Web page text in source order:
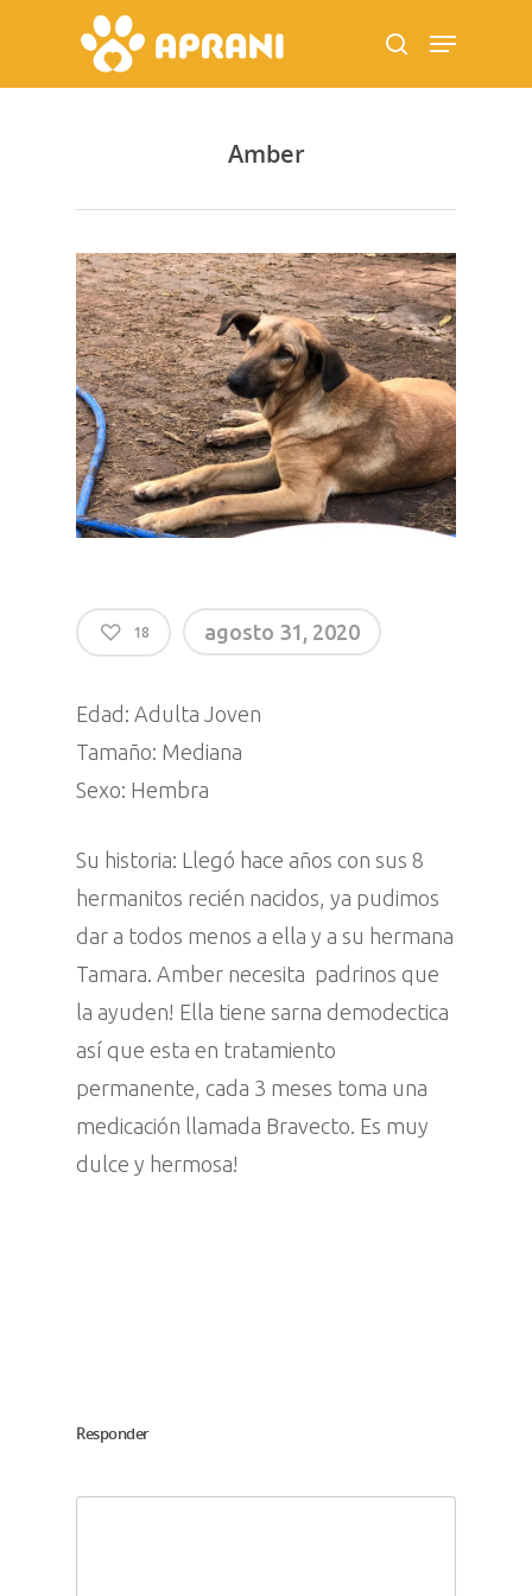
Hit enter to search or ESC to close
Amber
18 agosto 31, 2020
Edad: Adulta Joven
Tamaño: Mediana
Sexo: Hembra
Su historia: Llegó hace años con sus 8
hermanitos recién nacidos, ya pudimos
dar a todos menos a ella y a su hermana
Tamara. Amber necesita padrinos que
la ayuden! Ella tiene sarna demodectica
así que esta en tratamiento
permanente, cada 3 meses toma una
medicación llamada Bravecto. Es muy
dulce y hermosa!
Responder